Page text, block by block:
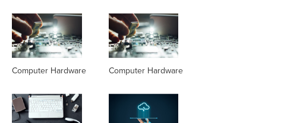
Computer Hardware Computer Hardware